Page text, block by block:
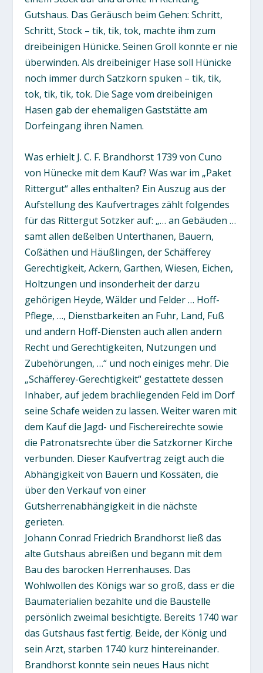
Gutshaus. Das Geräusch beim Gehen: Schritt,
Schritt, Stock – tik, tik, tok, machte ihm zum
dreibeinigen Hünicke. Seinen Groll konnte er nie
überwinden. Als dreibeiniger Hase soll Hünicke
noch immer durch Satzkorn spuken – tik, tik,
tok, tik, tik, tok. Die Sage vom dreibeinigen
Hasen gab der ehemaligen Gaststätte am
Dorfeingang ihren Namen.
Was erhielt J. C. F. Brandhorst 1739 von Cuno
von Hünecke mit dem Kauf? Was war im „Paket
Rittergut“ alles enthalten? Ein Auszug aus der
Aufstellung des Kaufvertrages zählt folgendes
für das Rittergut Sotzker auf: „… an Gebäuden …
samt allen deßelben Unterthanen, Bauern,
Coßäthen und Häußlingen, der Schäfferey
Gerechtigkeit, Ackern, Garthen, Wiesen, Eichen,
Holtzungen und insonderheit der darzu
gehörigen Heyde, Wälder und Felder … Hoff-
Pflege, …, Dienstbarkeiten an Fuhr, Land, Fuß
und andern Hoff-Diensten auch allen andern
Recht und Gerechtigkeiten, Nutzungen und
Zubehörungen, …“ und noch einiges mehr. Die
„Schäfferey-Gerechtigkeit“ gestattete dessen
Inhaber, auf jedem brachliegenden Feld im Dorf
seine Schafe weiden zu lassen. Weiter waren mit
dem Kauf die Jagd- und Fischereirechte sowie
die Patronatsrechte über die Satzkorner Kirche
verbunden. Dieser Kaufvertrag zeigt auch die
Abhängigkeit von Bauern und Kossäten, die
über den Verkauf von einer
Gutsherrenabhängigkeit in die nächste
gerieten.
Johann Conrad Friedrich Brandhorst ließ das
alte Gutshaus abreißen und begann mit dem
Bau des barocken Herrenhauses. Das
Wohlwollen des Königs war so groß, dass er die
Baumaterialien bezahlte und die Baustelle
persönlich zweimal besichtigte. Bereits 1740 war
das Gutshaus fast fertig. Beide, der König und
sein Arzt, starben 1740 kurz hintereinander.
Brandhorst konnte sein neues Haus nicht